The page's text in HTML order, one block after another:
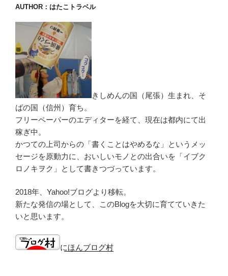
AUTHOR：はたこトラベル
きしめんの国（尾張）生まれ、そ
ばの国（信州）育ち。
フリーペーパーのエディターを経て、現在は都内にて出
稼ぎ中。
かつての上司からの「書くことはやめるな」というメッ
セージを原動力に、おいしいモノとの出合いを「イブク
ロノキヲク」として書きつづっています。
2018年、Yahoo!ブログより移転。
新たな発信の場として、このBlogを大切に育てていきた
いと思います。
にほんブログ村